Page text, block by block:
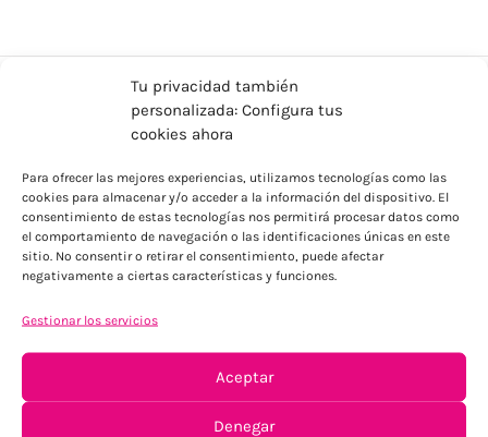
Tu privacidad también
personalizada: Configura tus
cookies ahora
Para ofrecer las mejores experiencias, utilizamos tecnologías como las
cookies para almacenar y/o acceder a la información del dispositivo. El
consentimiento de estas tecnologías nos permitirá procesar datos como
el comportamiento de navegación o las identificaciones únicas en este
sitio. No consentir o retirar el consentimiento, puede afectar
negativamente a ciertas características y funciones.
Gestionar los servicios
Aceptar
Denegar
ENVÍOS ECONÓMICOS
Para Península, resto consultar